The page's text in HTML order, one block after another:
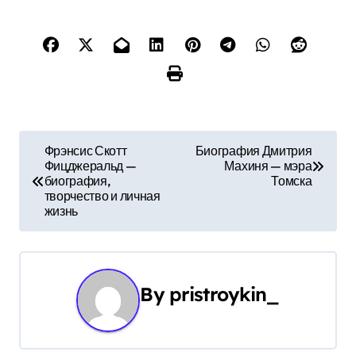
и
ц
Фрэнсис Скотт
Фицджеральд —
биография,
творчество и личная
жизнь
Биография Дмитрия
Махиня — мэра
Томска
By pristroykin_